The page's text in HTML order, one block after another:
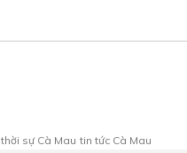
thời sự Cà Mau tin tức Cà Mau